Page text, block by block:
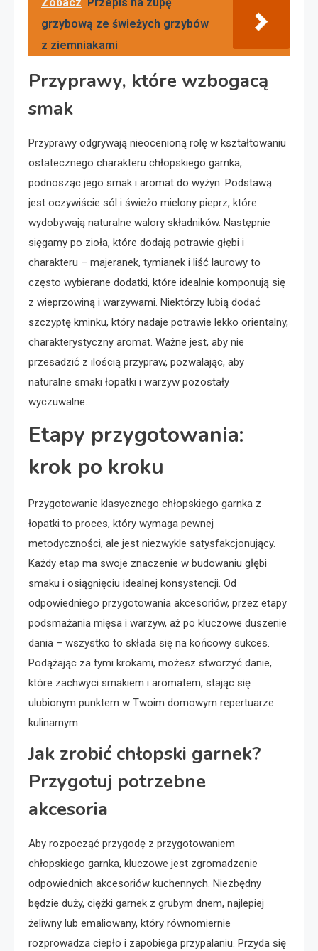
grzybową ze świeżych grzybów
z ziemniakami
Przyprawy, które wzbogacą
smak
Przyprawy odgrywają nieocenioną rolę w kształtowaniu
ostatecznego charakteru chłopskiego garnka,
podnosząc jego smak i aromat do wyżyn. Podstawą
jest oczywiście sól i świeżo mielony pieprz, które
wydobywają naturalne walory składników. Następnie
sięgamy po zioła, które dodają potrawie głębi i
charakteru – majeranek, tymianek i liść laurowy to
często wybierane dodatki, które idealnie komponują się
z wieprzowiną i warzywami. Niektórzy lubią dodać
szczyptę kminku, który nadaje potrawie lekko orientalny,
charakterystyczny aromat. Ważne jest, aby nie
przesadzić z ilością przypraw, pozwalając, aby
naturalne smaki łopatki i warzyw pozostały
wyczuwalne.
Etapy przygotowania:
krok po kroku
Przygotowanie klasycznego chłopskiego garnka z
łopatki to proces, który wymaga pewnej
metodyczności, ale jest niezwykle satysfakcjonujący.
Każdy etap ma swoje znaczenie w budowaniu głębi
smaku i osiągnięciu idealnej konsystencji. Od
odpowiedniego przygotowania akcesoriów, przez etapy
podsmażania mięsa i warzyw, aż po kluczowe duszenie
dania – wszystko to składa się na końcowy sukces.
Podążając za tymi krokami, możesz stworzyć danie,
które zachwyci smakiem i aromatem, stając się
ulubionym punktem w Twoim domowym repertuarze
kulinarnym.
Jak zrobić chłopski garnek?
Przygotuj potrzebne
akcesoria
Aby rozpocząć przygodę z przygotowaniem
chłopskiego garnka, kluczowe jest zgromadzenie
odpowiednich akcesoriów kuchennych. Niezbędny
będzie duży, ciężki garnek z grubym dnem, najlepiej
żeliwny lub emaliowany, który równomiernie
rozprowadza ciepło i zapobiega przypalaniu. Przyda się